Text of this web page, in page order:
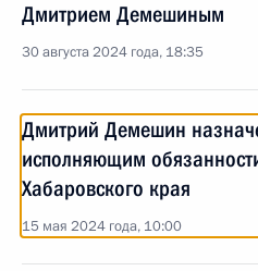
Дмитрием Демешиным
30 августа 2024 года, 18:35
Дмитрий Демешин
исполняющим
Хабаровского края
15 мая 2024 года, 10:00